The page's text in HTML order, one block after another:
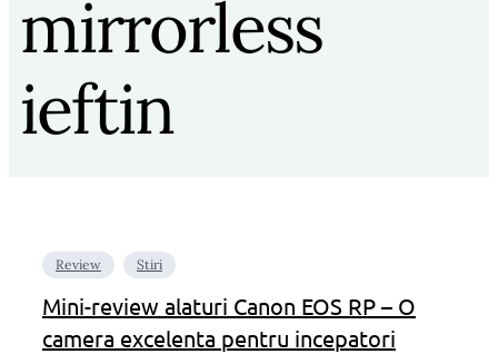
mirrorless
ieftin
Review Stiri
Mini-review alaturi Canon EOS RP – O
camera excelenta pentru incepatori